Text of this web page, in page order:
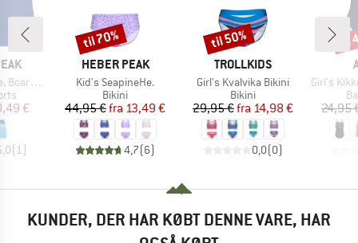
Boys
pris
€
( 1)
MÆRKE
HEBER PEAK
Artikel
Kid's SeapineHe.
Produktgruppe
Bikini
Pris
44,95 € Nedsat pris
fra 13,49 €
4,7(6)
Rabat
til 70%
MÆRKE
TROLLKIDS
Artikel
Girl's Kvalvika Bikini
Produktgruppe
Bikini
Pris
29,95 € Nedsat pris
fra 14,98 €
0,0(0)
Rabat
til 50%
Artikel
Girl's Kikko
24,95
KUNDER, DER HAR KØBT DENNE VARE, HAR